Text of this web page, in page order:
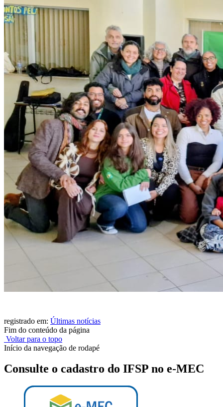
registrado em: Últimas notícias
Fim do conteúdo da página
Voltar para o topo
Início da navegação de rodapé
Consulte o cadastro do IFSP no e-MEC